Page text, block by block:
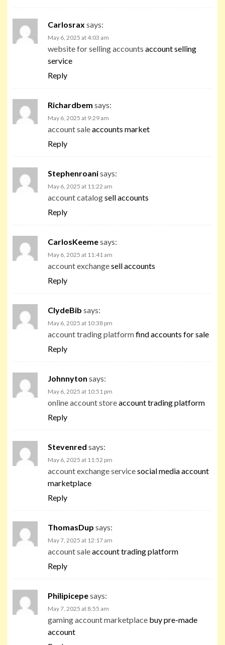
Carlosrax says:
May 6, 2025 at 4:03 am
website for selling accounts account selling
service
Reply
Richardbem says:
May 6, 2025 at 9:29 am
account saleaccounts market
Reply
Stephenroanisays:
May 6, 2025 at 11:22 am
account catalogsell accounts
Reply
CarlosKeemesays:
May 6, 2025 at 11:41 am
account exchangesell accounts
Reply
ClydeBib says:
May 6, 2025 at 10:38 pm
account trading platformfind accounts for sale
Reply
Johnnyton says:
May 6, 2025 at 10:51 pm
online account storeaccount trading platform
Reply
Stevenred says:
May 6, 2025 at 11:52 pm
account exchange servicesocial media account
marketplace
Reply
ThomasDup says:
May 7, 2025 at 12:17 am
account saleaccount trading platform
Reply
Philipicepesays:
May 7, 2025 at 8:55 am
gaming account marketplace buy pre-made
account